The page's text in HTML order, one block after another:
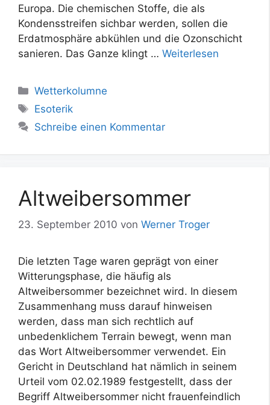
Europa. Die chemischen Stoffe, die als
Kondensstreifen sichbar werden, sollen die
Erdatmosphäre abkühlen und die Ozonschicht
sanieren. Das Ganze klingt … Weiterlesen
Kategorien
Wetterkolumne
Schlagwörter
Esoterik
Schreibe einen Kommentar
Altweibersommer
23. September 2010 von Werner Troger
Die letzten Tage waren geprägt von einer
Witterungsphase, die häufig als
Altweibersommer bezeichnet wird. In diesem
Zusammenhang muss darauf hinweisen
werden, dass man sich rechtlich auf
unbedenklichem Terrain bewegt, wenn man
das Wort Altweibersommer verwendet. Ein
Gericht in Deutschland hat nämlich in seinem
Urteil vom 02.02.1989 festgestellt, dass der
Begriff Altweibersommer nicht frauenfeindlich